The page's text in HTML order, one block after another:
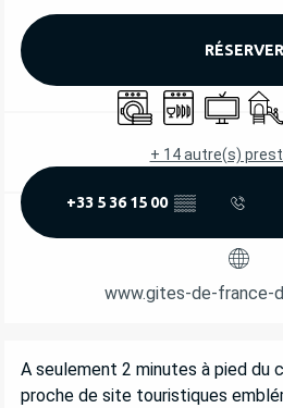
OUVERTURE ET
RÉSERVER
Lave lingeLave vaisselle
Télévision
+ 14 autre(s)
+33 5 36 15 00 ▒▒
www.gites-de-france-
DESCRIPTION
A seulement 2 minutes à pied du
proche de site touristiques